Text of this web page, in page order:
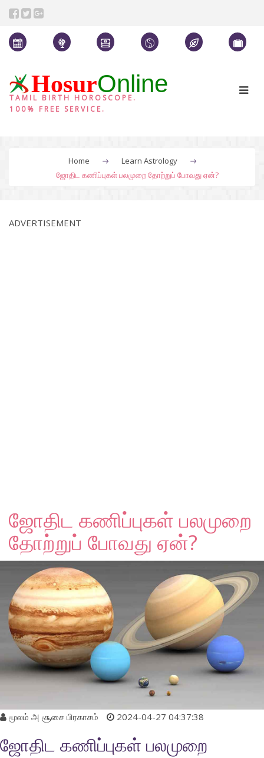
HosurOnline
TAMIL BIRTH HOROSCOPE.
100% FREE SERVICE.
Home
Learn Astrology
ஜோதிட கணிப்புகள் பலமுறை தோற்றுப் போவது ஏன்?
ADVERTISEMENT
ஜோதிட கணிப்புகள் பலமுறை
தோற்றுப் போவது ஏன்?
மூலம் அ சூசை பிரகாசம் 2024-04-27 04:37:38
ஜோதிட கணிப்புகள் பலமுறை